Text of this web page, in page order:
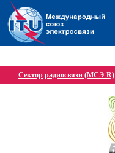
Сектор радиосвязи (МСЭ-R)